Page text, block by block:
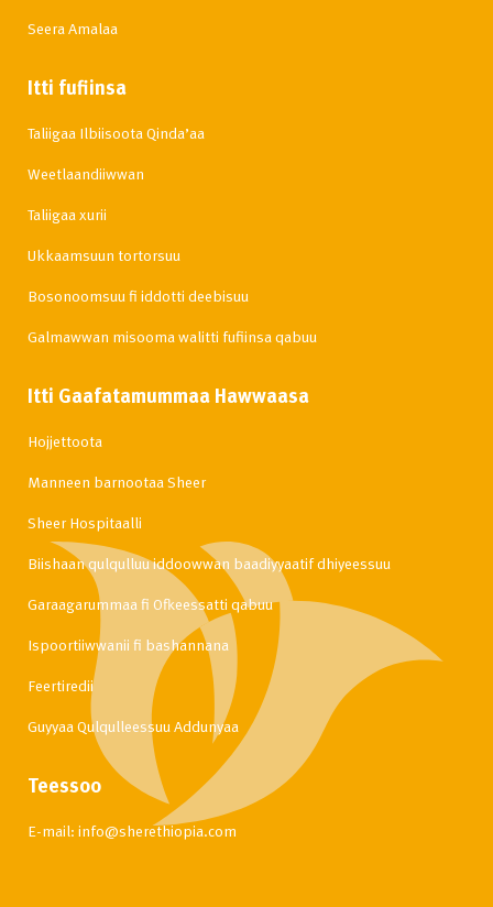
Seera Amalaa
Itti fufiinsa
Taliigaa Ilbiisoota Qinda’aa
Weetlaandiiwwan
Taliigaa xurii
Ukkaamsuun tortorsuu
Bosonoomsuu fi iddotti deebisuu
Galmawwan misooma walitti fufiinsa qabuu
Itti Gaafatamummaa Hawwaasa
Hojjettoota
Manneen barnootaa Sheer
Sheer Hospitaalli
Biishaan qulqulluu iddoowwan baadiyyaatif dhiyeessuu
Garaagarummaa fi Ofkeessatti qabuu
Ispoortiiwwanii fi bashannana
Feertiredii
Guyyaa Qulqulleessuu Addunyaa
Teessoo
E-mail:info@sherethiopia.com